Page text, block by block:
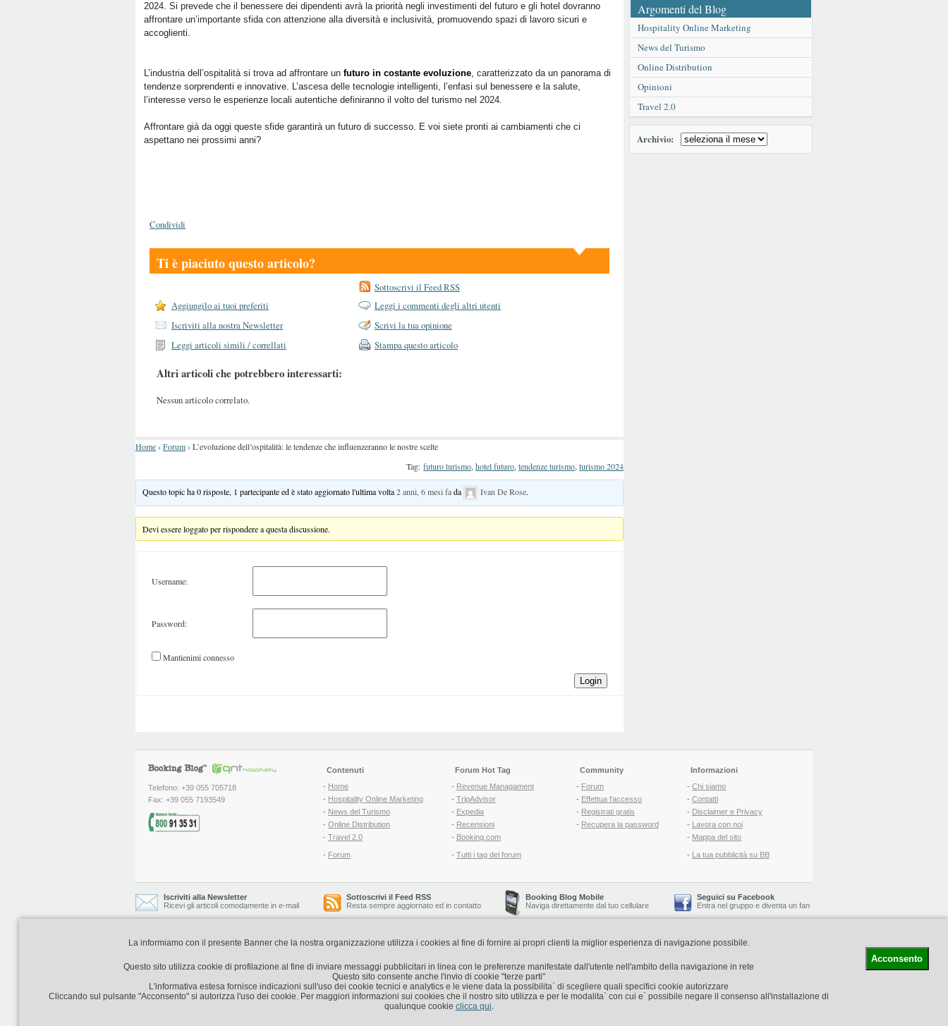
2024. Si prevede che il benessere dei dipendenti avrà la priorità negli investimenti del futuro e gli hotel dovranno
affrontare un’importante sfida con attenzione alla diversità e inclusività, promuovendo spazi di lavoro sicuri e
accoglienti.
L’industria dell’ospitalità si trova ad affrontare un futuro in costante evoluzione, caratterizzato da un panorama di
tendenze sorprendenti e innovative. L’ascesa delle tecnologie intelligenti, l’enfasi sul benessere e la salute,
l’interesse verso le esperienze locali autentiche definiranno il volto del turismo nel 2024.
Affrontare già da oggi queste sfide garantirà un futuro di successo. E voi siete pronti ai cambiamenti che ci
aspettano nei prossimi anni?
Condividi
Ti è piaciuto questo articolo?
Sottoscrivi il Feed RSS
Aggiungilo ai tuoi preferiti
Leggi i commenti degli altri utenti
Iscriviti alla nostra Newsletter
Scrivi la tua opinione
Leggi articoli simili / correllati
Stampa questo articolo
Altri articoli che potrebbero interessarti:
Nessun articolo correlato.
Home› Forum› L’evoluzione dell’ospitalità: le tendenze che influenzeranno le nostre scelte
Tag: futuro turismo, hotel futuro, tendenze turismo, turismo 2024
Questo topic ha 0 risposte, 1 partecipante ed è stato aggiornato l'ultima volta2 anni, 6 mesi fada Ivan De Rose.
Devi essere loggato per rispondere a questa discussione.
Username:
Password:
Mantienimi connesso
Login
Argomenti del Blog
Hospitality Online Marketing
News del Turismo
Online Distribution
Opinioni
Travel 2.0
Archivio:
Telefono: +39 055 705718
Fax: +39 055 7193549
Contenuti
- Home
- Hospitality Online Marketing
- News del Turismo
- Online Distribution
- Travel 2.0
- Forum
Forum Hot Tag
- Revenue Managament
- TripAdvisor
- Expedia
- Recensioni
- Booking.com
- Tutti i tag del forum
Community
- Forum
- Effettua l'accesso
- Registrati gratis
- Recupera la password
Informazioni
- Chi siamo
- Contatti
- Disclaimer e Privacy
- Lavora con noi
- Mappa del sito
- La tua pubblicità su BB
Iscriviti alla Newsletter
Ricevi gli articoli comodamente in e-mail
Sottoscrivi il Feed RSS
Resta sempre aggiornato ed in contatto
Booking Blog Mobile
Naviga direttamente dal tuo cellulare
Seguici su Facebook
Entra nel gruppo e diventa un fan
Booking Blog è realizzato e curato da Copyright © 2006-2026 QNT S.r.l. Socio Unico -www.qnt.it-Booking Blog™ -Il blog del Web Marketing Turistico
La informiamo con il presente Banner che la nostra organizzazione utilizza i cookies al fine di fornire ai propri clienti la miglior esperienza di navigazione possibile.
Questo sito utilizza cookie di profilazione al fine di inviare messaggi pubblicitari in linea con le preferenze manifestate dall'utente nell'ambito della navigazione in rete
Questo sito consente anche l'invio di cookie "terze parti"
L'informativa estesa fornisce indicazioni sull'uso dei cookie tecnici e analytics e le viene data la possibilita` di scegliere quali specifici cookie autorizzare
Cliccando sul pulsante "Acconsento" si autorizza l'uso dei cookie. Per maggiori informazioni sui cookies che il nostro sito utilizza e per le modalita` con cui e` possibile negare il consenso all'installazione di
qualunque cookie clicca qui.
Acconsento